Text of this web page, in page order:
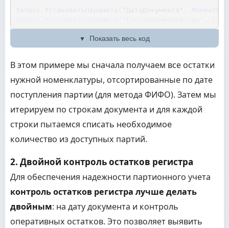
РезультатЗапроса Запрос. Выполнить
Если СтрокаДокумента.Количество > 0 Тогда
ОсталосьСписать = СтрокаДокумента.Количество
Если СтрокаОстатка. Номенклатура =
КоличествоСписатьИзПартии
= Мин
КоличествоСписатьИзПартии
// Создаем движение по регистру
Движение = Движения
Движение
Движение .Номенклатура =
Движение .Партия = СтрокаОстатка
Движение. Сумма =
ОсталосьСписать
СтрокаОстатка.КоличествоОстаток
Показать весь код
В этом примере мы сначала получаем все остатки
нужной номенклатуры, отсортированные по дате
поступления партии (для метода ФИФО). Затем мы
итерируем по строкам документа и для каждой
строки пытаемся списать необходимое
количество из доступных партий.
2. Двойной контроль остатков регистра
Для обеспечения надежности партионного учета
контроль остатков регистра лучше делать
двойным: на дату документа и контроль
оперативных остатков. Это позволяет выявить